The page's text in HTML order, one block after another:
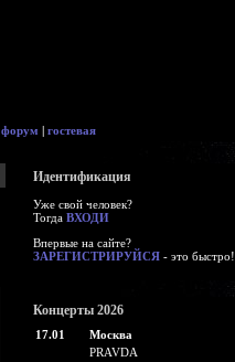
форум | гостевая
Идентификация
Уже свой человек?
Тогда ВХОДИ
Впервые на сайте?
ЗАРЕГИСТРИРУЙСЯ - это быстро!
Концерты 2026
17.01
Москва
PRAVDA